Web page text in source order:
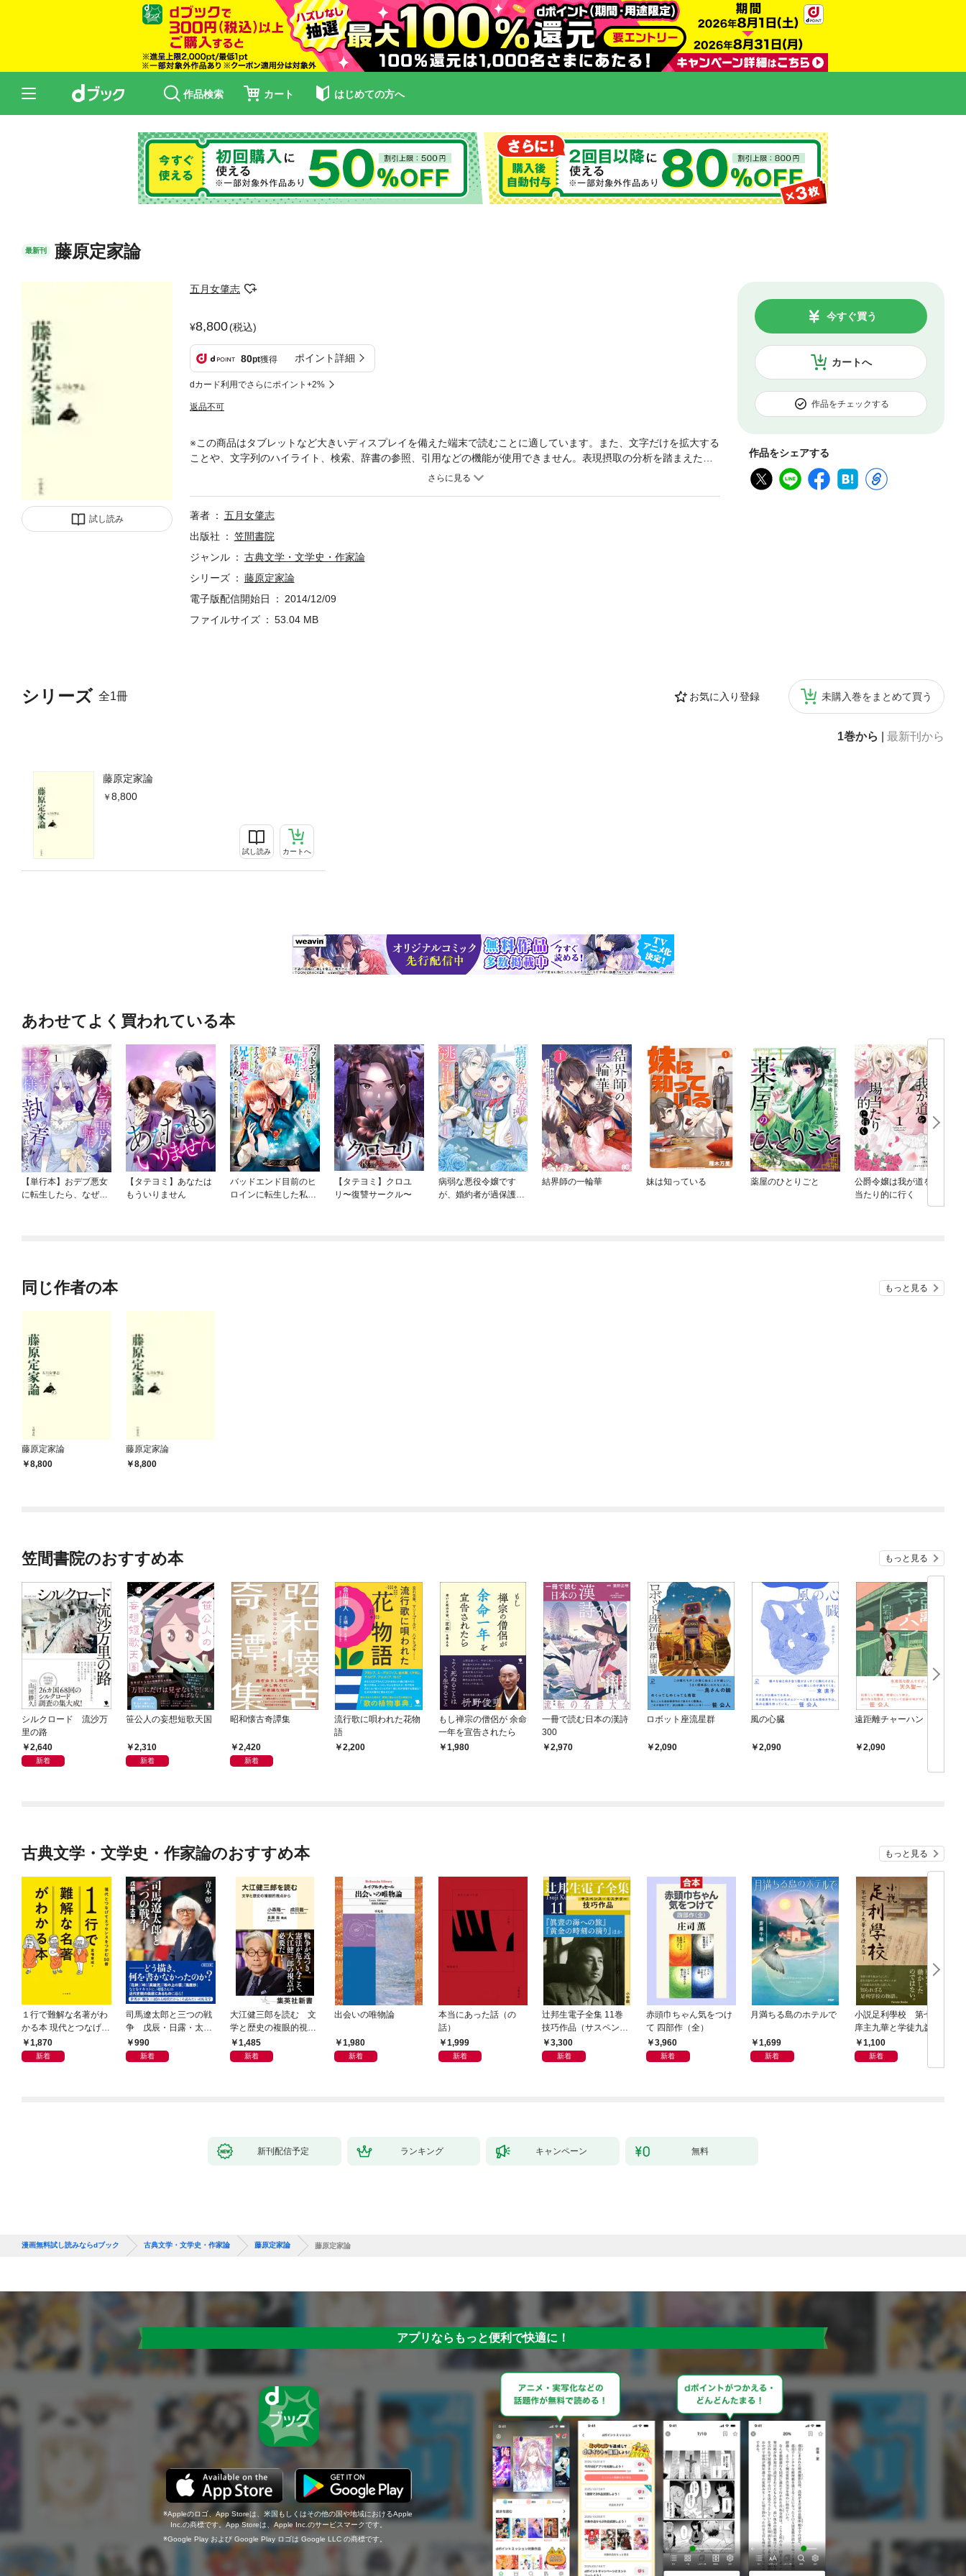
作品検索 カート はじめての方へ
最新刊 藤原定家論
試し読み
五月女肇志
8,800(税込)
80pt獲得 ポイント詳細
dカード利用でさらにポイント+2%
返品不可
カートへ
今すぐ買う
作品をチェックする
作品をシェアする
シリーズ 全1冊 お気に入り登録 未購入巻をまとめて買う
1巻から 最新刊から
藤原定家論
8,800
試し読み カートへ
※この商品はタブレットなど大きいディスプレイを備えた端末で読むことに適しています。また、文字だけを拡大する
ことや、文字列のハイライト、検索、辞書の参照、引用などの機能が使用できません。表現摂取の分析を踏まえた中
世和歌の展開を、藤原定家を中心に考察する。改作に伴う本文の変化、文献学的研究の進展や新資料の紹介を踏ま
著者
五月女肇志
出版社
笠間書院
ジャンル
古典文学・文学史・作家論
シリーズ
藤原定家論
電子版配信開始日
2014/12/09
ファイルサイズ
53.04 MB
あわせてよく買われている本
【単行本】おデブ悪女
に転生したら、なぜか
【タテヨミ】あなたは
もういりません
バッドエンド目前のヒ
ロインに転生した私、
【タテヨミ】クロユ
リ〜復讐サークル〜
病弱な悪役令嬢です
が、婚約者が過保護す
結界師の一輪華 妹は知っている 薬屋のひとりごと
公爵令嬢は我が道を場
当たり的に行く
同じ作者の本 もっと見る
藤原定家論
8,800
藤原定家論
8,800
笠間書院のおすすめ本 もっと見る
シルクロード 流沙万
里の路
2,640
新着
笹公人の妄想短歌天国
2,310
新着
昭和懐古奇譚集
2,420
新着
流行歌に唄われた花物
語
2,200
もし禅宗の僧侶が 余命
一年を宣告されたら
1,980
一冊で読む日本の漢詩
300
2,970
ロボット座流星群
2,090
風の心臓
2,090
遠距離チャーハン
2,090
古典文学・文学史・作家論のおすすめ本 もっと見る
１行で難解な名著がわ
かる本 現代とつなげて
エッセンスをつかむ50
冊
1,870
新着
司馬遼太郎と三つの戦
争 戊辰・日露・太平
洋990
新着
大江健三郎を読む 文
学と歴史の複眼的視点
から1,485
新着
出会いの唯物論
1,980
新着
本当にあった話（の
話）
1,999
新着
辻邦生電子全集 11巻
技巧作品（サスペン
ス・ミステリー） 『眞
晝の海への旅』『黄金
3,300
新着
赤頭巾ちゃん気をつけ
て 四部作（全）
3,960
新着
月満ちる島のホテルで
1,699
新着
小説足利學校 第七世
庠主九華と学徒九益
1,100
新着
新刊配信予定 ランキング キャンペーン 無料
漫画無料試し読みならdブック 古典文学・文学史・作家論 藤原定家論 藤原定家論
アプリならもっと便利で快適に！
Appleのロゴ、App Storeは、米国もしくはその他の国や地域におけるApple
Inc.の商標です。App Storeは、Apple Inc.のサービスマークです。
Google Play および Google Play ロゴは Google LLC の商標です。